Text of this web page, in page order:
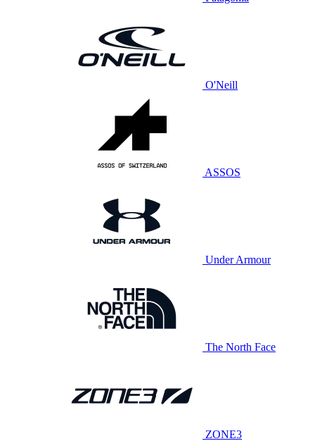
O'Neill
ASSOS
Under Armour
The North Face
ZONE3